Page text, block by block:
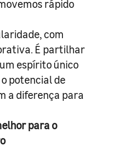
rápido
com
É partilhar
espírito único
potencial de
a diferença para
para o